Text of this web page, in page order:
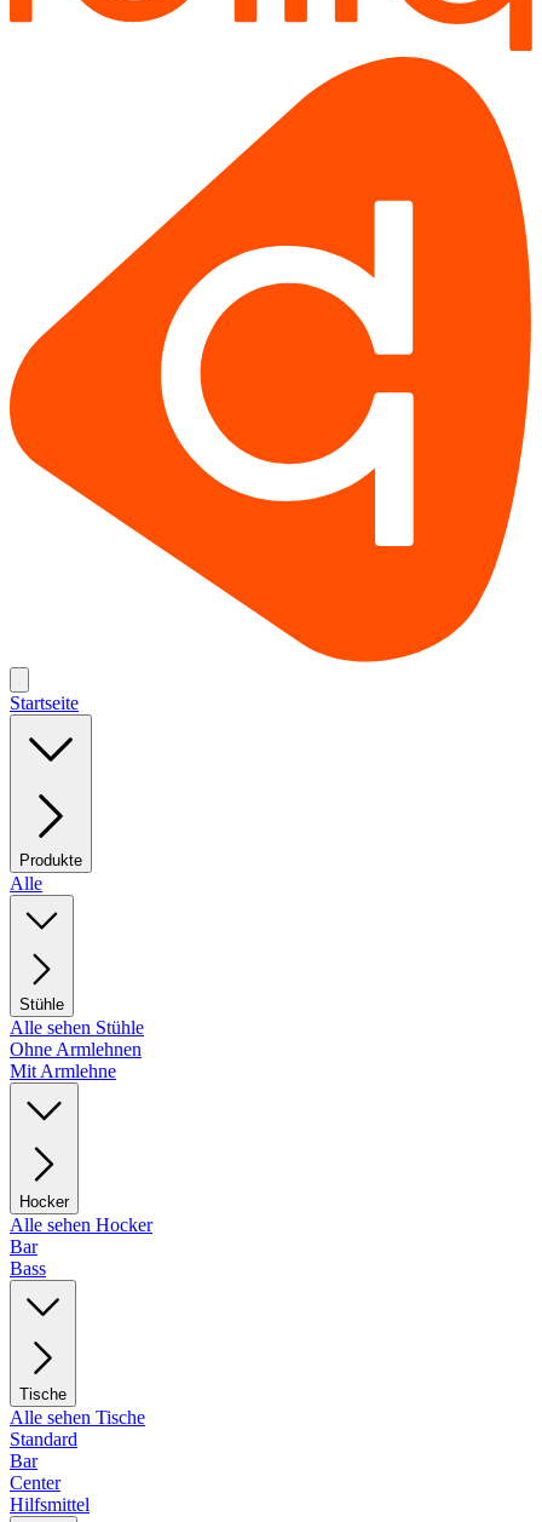
Startseite
Produkte
Alle
Stühle
Alle sehen Stühle
Ohne Armlehnen
Mit Armlehne
Hocker
Alle sehen Hocker
Bar
Bass
Tische
Alle sehen Tische
Standard
Bar
Center
Hilfsmittel